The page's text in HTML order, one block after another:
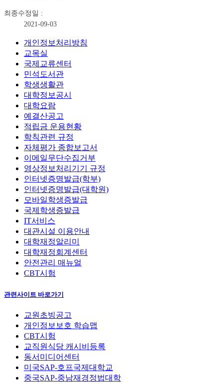
최종수정일 :
2021-09-03
개인정보처리방침
교목실
국제교류센터
민석도서관
학생생활관
대학정보공시
대학요람
예결산공고
적립금 운용현황
학칙관련 규정
자체평가 종합보고서
이메일무단수집거부
영상정보처리기기 규정
인터넷증명발급(학부)
인터넷증명발급(대학원)
모바일학생증발급
국제학생증발급
IT서비스
대관시설 이용안내
대학재정알리미
대학재정회계센터
안전관리 매뉴얼
CBT시험
관련사이트 바로가기
교원초빙공고
개인정보보호 학습맵
CBT시험
교직원식당 캐시비등록
동서미디어센터
미국SAP-호프국제대학교
중국SAP-중남재경정법대학